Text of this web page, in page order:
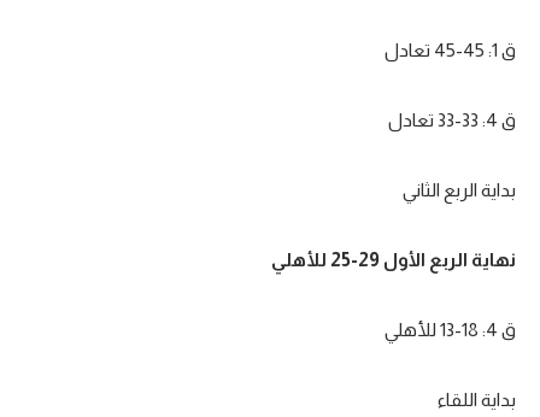
ق 1: 45-45 تعادل
ق 4: 33-33 تعادل
بداية الربع الثاني
نهاية الربع الأول 29-25 للأهلي
ق 4: 18-13 للأهلي
بداية اللقاء